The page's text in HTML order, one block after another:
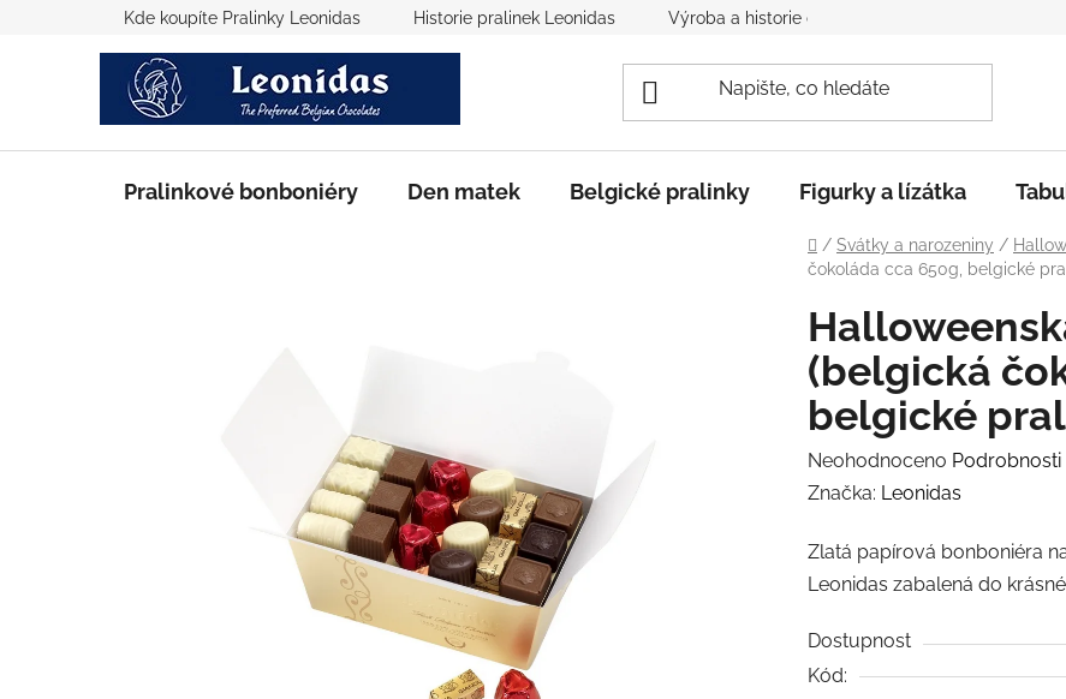
Kde koupíte Pralinky Leonidas Historie pralinek Leonidas Výroba a historie čokolády
Pralinkové bonboniéry Den matek Belgické pralinky Figurky a lízátka
Domů
/ Svátky a narozeniny /
čokoláda cca 650g, belgické
(belgická
belgické
Průměrné
hodnocení
je
0,0
5
hvězdiček.
Neohodnoceno
Značka: Leonidas
Zlatá papírová bonboniéra
Leonidas zabalená do
Dostupnost
Kód: